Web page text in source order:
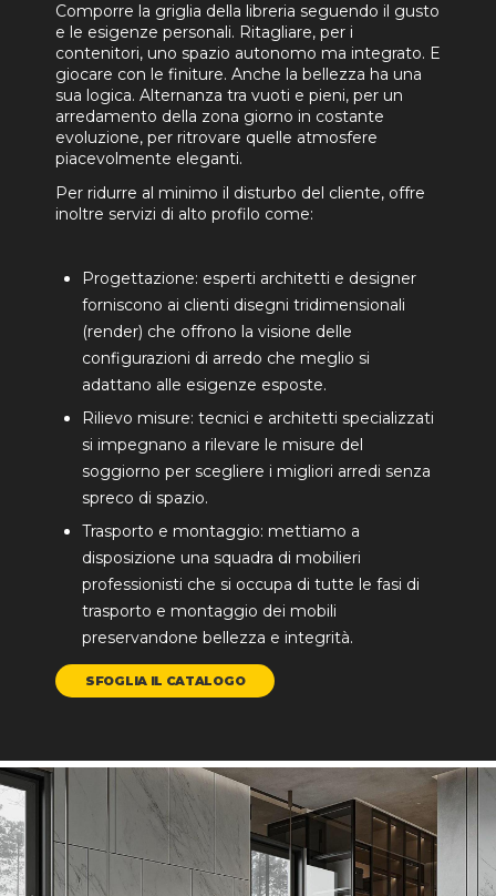
Comporre la griglia della libreria seguendo il gusto
e le esigenze personali. Ritagliare, per i
contenitori, uno spazio autonomo ma integrato. E
giocare con le finiture. Anche la bellezza ha una
sua logica. Alternanza tra vuoti e pieni, per un
arredamento della zona giorno in costante
evoluzione, per ritrovare quelle atmosfere
piacevolmente eleganti.
Per ridurre al minimo il disturbo del cliente, offre
inoltre servizi di alto profilo come:
Progettazione: esperti architetti e designer
forniscono ai clienti disegni tridimensionali
(render) che offrono la visione delle
configurazioni di arredo che meglio si
adattano alle esigenze esposte.
Rilievo misure: tecnici e architetti specializzati
si impegnano a rilevare le misure del
soggiorno per scegliere i migliori arredi senza
spreco di spazio.
Trasporto e montaggio: mettiamo a
disposizione una squadra di mobilieri
professionisti che si occupa di tutte le fasi di
trasporto e montaggio dei mobili
preservandone bellezza e integrità.
SFOGLIA IL CATALOGO